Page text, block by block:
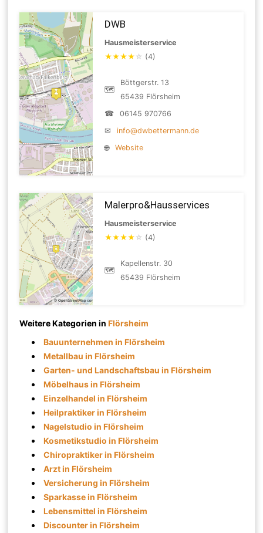
DWB
Hausmeisterservice
★★★★ ☆ (4)
🗺
Böttgerstr. 13
65439 Flörsheim
☎
06145 970766
✉
info@dwbettermann.de
🌐
Website
Malerpro&Hausservices
Hausmeisterservice
★★★★ ☆ (4)
🗺
Kapellenstr. 30
65439 Flörsheim
Weitere Kategorien inFlörsheim
Bauunternehmen in Flörsheim
Metallbau in Flörsheim
Garten- und Landschaftsbau in Flörsheim
Möbelhaus in Flörsheim
Einzelhandel in Flörsheim
Heilpraktiker in Flörsheim
Nagelstudio in Flörsheim
Kosmetikstudio in Flörsheim
Chiropraktiker in Flörsheim
Arzt in Flörsheim
Versicherung in Flörsheim
Sparkasse in Flörsheim
Lebensmittel in Flörsheim
Discounter in Flörsheim